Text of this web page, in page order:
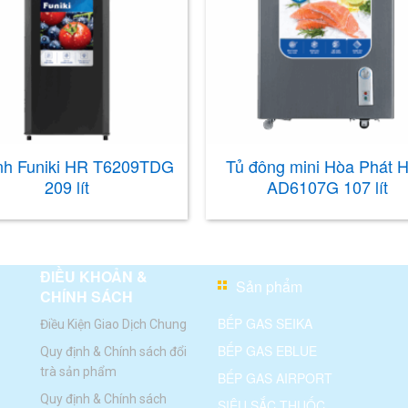
Funiki HR T6209TDG
209 lít
Tủ đông mini Hòa Phát
AD6107G 107 lít
ĐIỀU KHOẢN &
CHÍNH SÁCH
Điều Kiện Giao Dịch Chung
Quy định & Chính sách đổi
trà sản phẩm
Quy định & Chính sách
Sản phẩm
BẾP GAS SEIKA
BẾP GAS EBLUE
BẾP GAS AIRPORT